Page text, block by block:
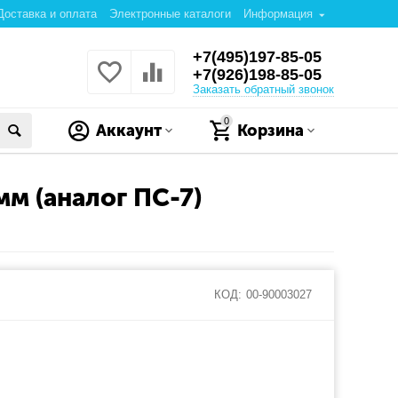
и оплата Электронные каталоги Информация
+7(495)197-85-05
+7(926)198-85-05
Заказать обратный звонок
0
Корзина
Аккаунт
(аналог ПС-7)
КОД: 00-90003027